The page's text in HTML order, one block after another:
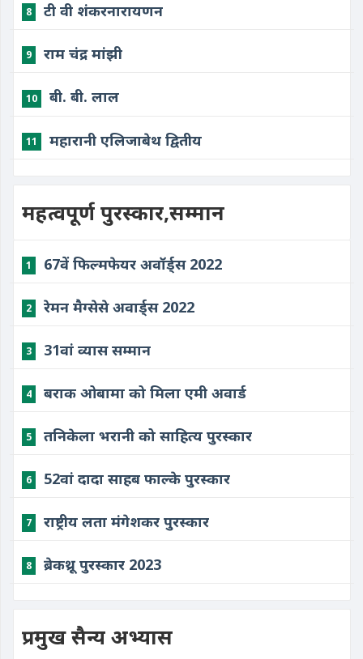
8 टी वी शंकरनारायणन
9 राम चंद्र मांझी
10 बी. बी. लाल
11 महारानी एलिजाबेथ द्वितीय
महत्वपूर्ण पुरस्कार,सम्मान
1 67वें फिल्मफेयर अवॉर्ड्स 2022
2 रेमन मैग्सेसे अवार्ड्स 2022
3 31वां व्यास सम्मान
4 बराक ओबामा को मिला एमी अवार्ड
5 तनिकेला भरानी को साहित्य पुरस्कार
6 52वां दादा साहब फाल्के पुरस्कार
7 राष्ट्रीय लता मंगेशकर पुरस्कार
8 ब्रेकथ्रू पुरस्कार 2023
प्रमुख सैन्य अभ्यास